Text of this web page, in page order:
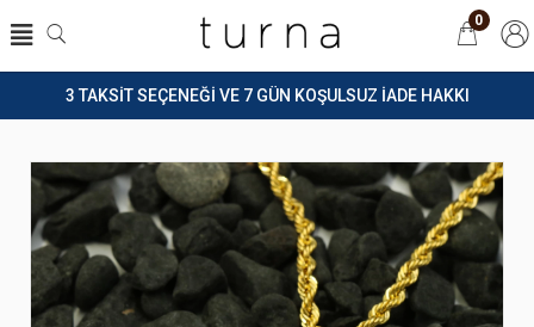
3 TAKSİT SEÇENEĞİ VE 7 GÜN KOŞULSUZ İADE HAKKI
0